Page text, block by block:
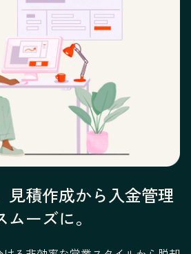
見積作成から入金管理
ーズに。